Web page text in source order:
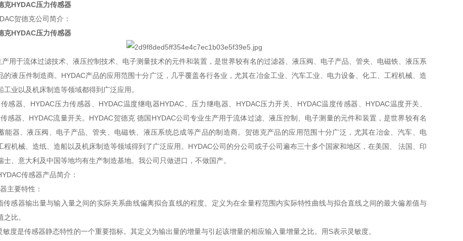
克HYDAC压力传感器
贺德克公司简介：
克HYDAC压力传感器
产用于流体过滤技术、液压控制技术、电子测量技术的元件和装置，是世界较有名的过滤器、液压阀、电子产品、管夹、电磁铁、液压系
的液压件制造商。HYDAC产品的应用范围十分广泛，几乎覆盖各行各业，尤其在冶金工业、汽车工业、电力设备、化工、工程机械、造
工业以及机床制造等领域都得到广泛应用。
感器、HYDAC压力传感器、HYDAC温度继电器HYDAC、压力继电器、HYDAC压力开关、HYDAC温度传感器、HYDAC温度开关、
感器、HYDAC流量开关。HYDAC贺德克 德国HYDAC公司专业生产用于流体过滤、液压控制、电子测量的元件和装置，是世界较有名
能器、液压阀、电子产品、管夹、电磁铁、液压系统总成等产品的制造商。贺德克产品的应用范围十分广泛，尤其在冶金、汽车、电
程机械、造纸、造船以及机床制造等领域得到了广泛应用。HYDAC公司的分公司或子公司遍布三十多个国家和地区，在美国、 法国、印
士、意大利及中国等地均有生产制造基地。我公司只做进口，不做国产。
传感器产品简介：
主要特性：
传感器输出量与输入量之间的实际关系曲线偏离拟合直线的程度。定义为在全量程范围内实际特性曲线与拟合直线之间的最大偏差值与
比。
敏度是传感器静态特性的一个重要指标。其定义为输出量的增量与引起该增量的相应输入量增量之比。用S表示灵敏度。